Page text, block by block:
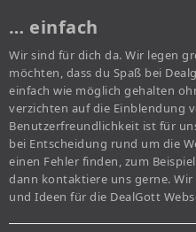
… einfach
Wir sind für dich da. Wir legen
möchten, dass du Spaß bei
einfach wie möglich gehalten
verzichten auf die Einblendung
Benutzerfreundlichkeit ist für
bei Entscheidung rund um die
einen Fehler finden, zum
dann kontaktiere uns gerne.
und Ideen für die DealGott